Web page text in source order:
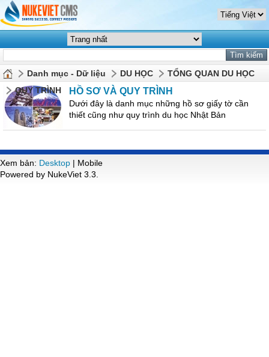
Danh mục - Dữ liệu DU HỌC
TỔNG QUAN DU HỌC
QUY TRÌNH
HỒ SƠ VÀ QUY TRÌNH
Dưới đây là danh mục những hồ sơ giấy tờ cần
thiết cũng như quy trình du học Nhật Bản
Xem bản: Desktop | Mobile
Powered by NukeViet 3.3.